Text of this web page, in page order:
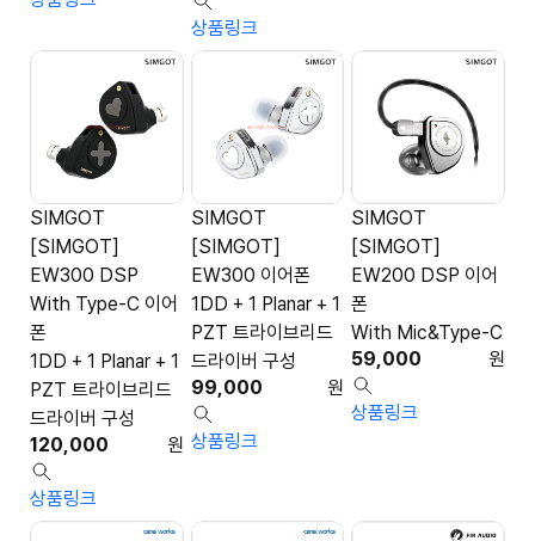
상품링크
SIMGOT
[SIMGOT]
EW300 DSP
With Type-C 이어
폰
1DD + 1 Planar + 1
PZT 트라이브리드
드라이버 구성
120,000
원
상품링크
SIMGOT
[SIMGOT]
EW300 이어폰
1DD + 1 Planar + 1
PZT 트라이브리드
드라이버 구성
99,000
원
상품링크
SIMGOT
[SIMGOT]
EW200 DSP 이어
폰
With Mic&Type-C
59,000
원
상품링크